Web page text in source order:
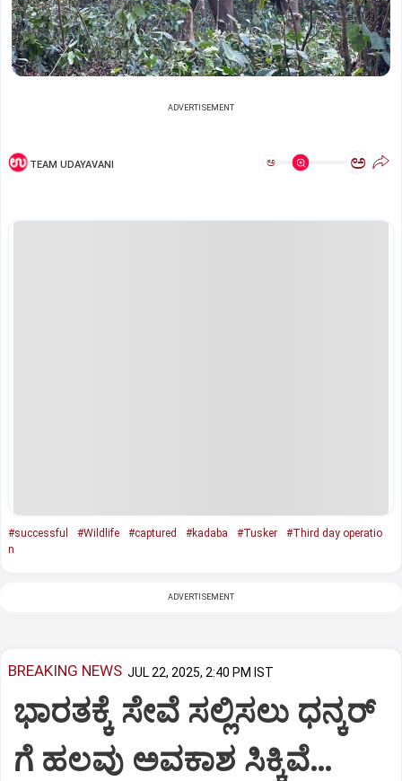
ADVERTISEMENT
TEAM UDAYAVANI ಅ ಅ
#successful #Wildlife #captured #kadaba #Tusker
#Third day operatio
n
ADVERTISEMENT
BREAKING NEWS JUL 22, 2025, 2:40 PM IST
ಭಾರತಕ್ಕೆ ಸೇವೆ ಸಲ್ಲಿಸಲು ಧನ್ಕರ್‌
ಗೆ ಹಲವು ಅವಕಾಶ ಸಿಕ್ಕಿವೆ…